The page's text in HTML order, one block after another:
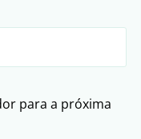
para a próxima